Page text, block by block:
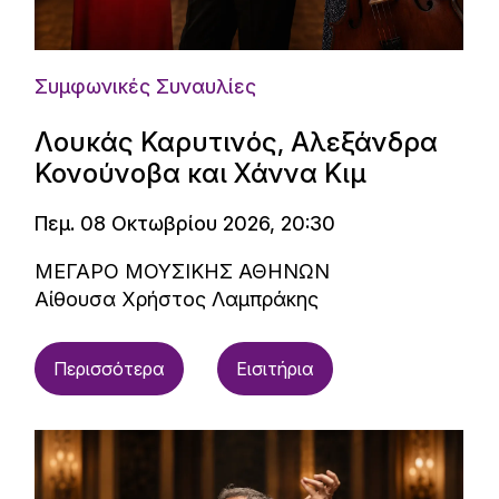
Συμφωνικές Συναυλίες
Λουκάς Καρυτινός, Αλεξάνδρα
Κονούνοβα και Χάννα Κιμ
Πεμ. 08 Οκτωβρίου 2026, 20:30
ΜΕΓΑΡΟ ΜΟΥΣΙΚΗΣ ΑΘΗΝΩΝ
Αίθουσα Χρήστος Λαμπράκης
Περισσότερα Εισιτήρια